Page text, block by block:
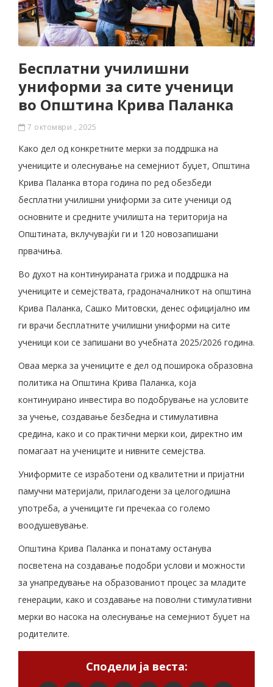
Бесплатни училишни
униформи за сите ученици
во Општина Крива Паланка
7 октомври , 2025
Како дел од конкретните мерки за поддршка на
учениците и олеснување на семејниот буџет, Општина
Крива Паланка втора година по ред обезбеди
бесплатни училишни униформи за сите ученици од
основните и средните училишта на територија на
Општината, вклучувајќи ги и 120 новозапишани
првачиња.
Во духот на континуираната грижа и поддршка на
учениците и семејствата, градоначалникот на општина
Крива Паланка, Сашко Митовски, денес официјално им
ги врачи бесплатните училишни униформи на сите
ученици кои се запишани во учебната 2025/2026 година.
Оваа мерка за учениците е дел од поширока образовна
политика на Општина Крива Паланка, која
континуирано инвестира во подобрување на условите
за учење, создавање безбедна и стимулативна
средина, како и со практични мерки кои, директно им
помагаат на учениците и нивните семејства.
Униформите се изработени од квалитетни и пријатни
памучни материјали, прилагодени за целогодишна
употреба, а учениците ги пречекаа со големо
воодушевување.
Општина Крива Паланка и понатаму останува
посветена на создавање подобри услови и можности
за унапредување на образованиот процес за младите
генерации, како и создавање на поволни стимулативни
мерки во насока на олеснување на семејниот буџет на
родителите.
Сподели ја веста: